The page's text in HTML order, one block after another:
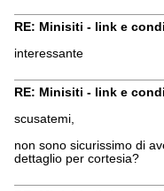
RE: Minisiti - link e
interessante
RE: Minisiti - link e
scusatemi,
non sono sicurissimo di
dettaglio per cortesia?